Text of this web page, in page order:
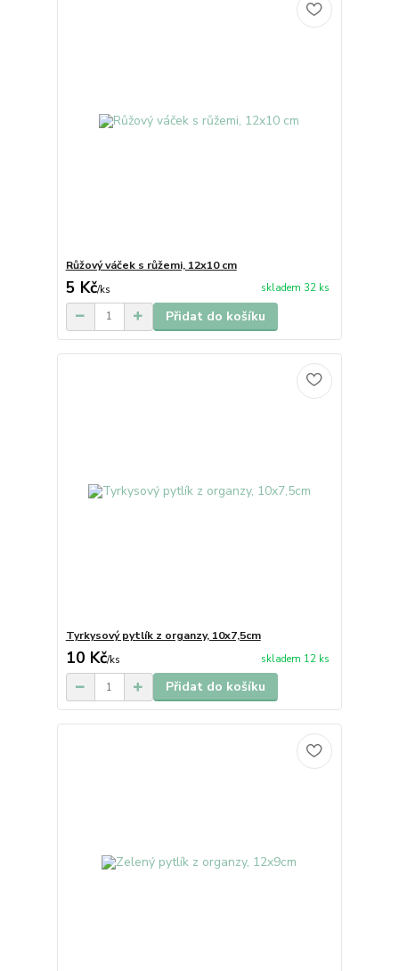
Růžový váček s růžemi, 12x10 cm
5 Kč/ks skladem 32 ks
Přidat do košíku
Tyrkysový pytlík z organzy, 10x7,5cm
10 Kč/ks skladem 12 ks
Přidat do košíku